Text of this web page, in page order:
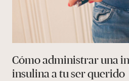
Cómo administrar una
insulina a tu ser querido